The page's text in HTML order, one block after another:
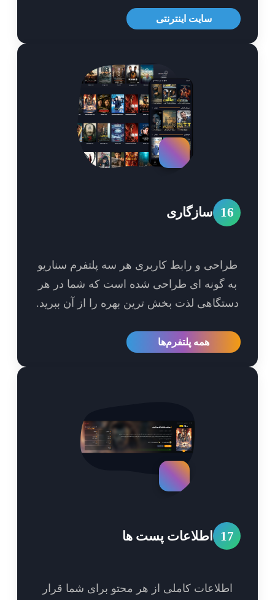
سایت اینترنتی
سازگاری
و رابط کاربری هر سه پلتفرم سناریو
گونه ای طراحی شده است که شما در هر
لذت بخش ترین بهره را از آن ببرید.
همه پلتفرم‌ها
اطلاعات پست ها
کاملی از هر محتو برای شما قرار